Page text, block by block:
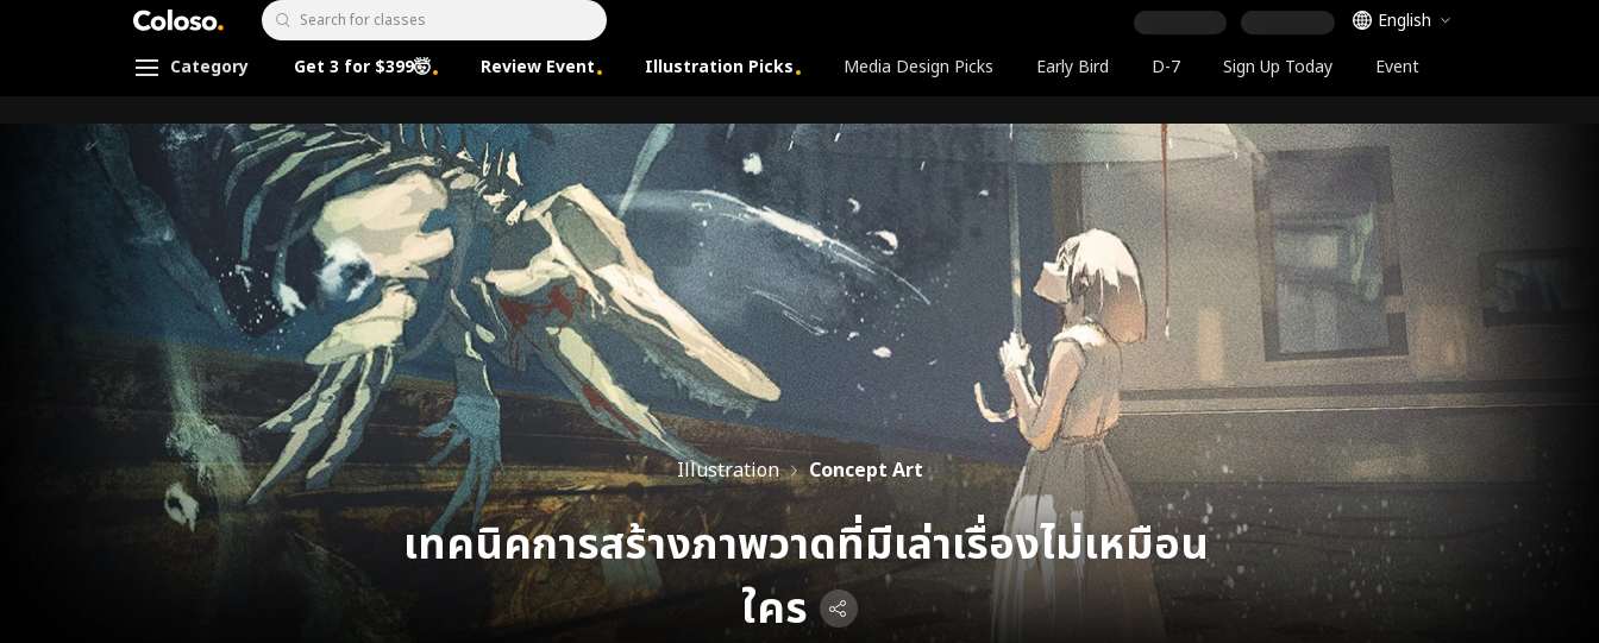
Coloso. Search Input
Language Selector
English
Coloso Menu
Category Get 3 for $399🤯 Review Event Illustration Picks Media Design Picks Early Bird D-7 Sign Up Today Event
เทคนิคการสร้างภาพวาดที่มีเล่าเรื่องไม่เหมือน
ใคร
Illustration Concept Art